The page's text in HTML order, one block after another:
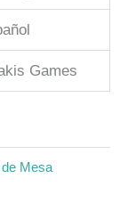
Games
Mesa